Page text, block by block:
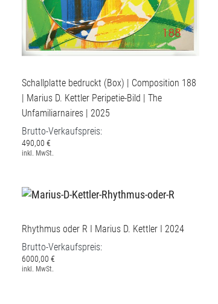
Schallplatte bedruckt (Box) | Composition 188
| Marius D. Kettler Peripetie-Bild | The
Unfamiliarnaires | 2025
Brutto-Verkaufspreis:
490,00 €
inkl. MwSt.
Rhythmus oder R I Marius D. Kettler I 2024
Brutto-Verkaufspreis:
6000,00 €
inkl. MwSt.